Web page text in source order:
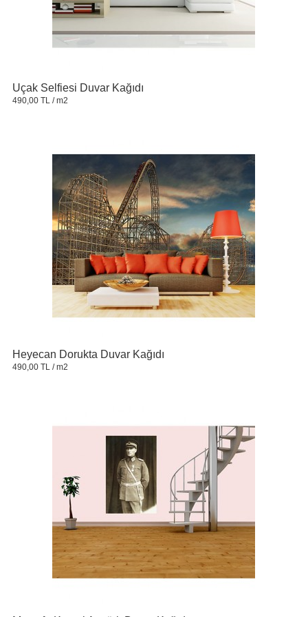
Uçak Selfiesi Duvar Kağıdı
490,00 TL/ m2
Heyecan Dorukta Duvar Kağıdı
490,00 TL/ m2